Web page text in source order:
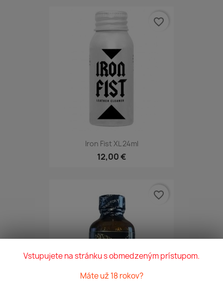
Iron Fist XL 24ml
12,00 €
favorite_border
favorite_border
Vstupujete na stránku s obmedzeným prístupom.
Máte už 18 rokov?